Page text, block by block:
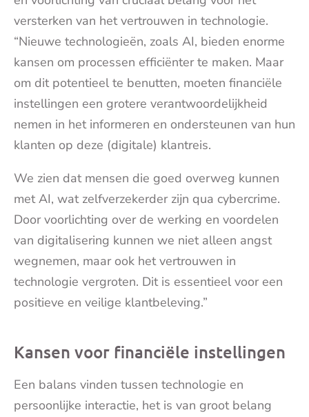
versterken van het vertrouwen in technologie.
“Nieuwe technologieën, zoals AI, bieden enorme
kansen om processen efficiënter te maken. Maar
om dit potentieel te benutten, moeten financiële
instellingen een grotere verantwoordelijkheid
nemen in het informeren en ondersteunen van hun
klanten op deze (digitale) klantreis.
We zien dat mensen die goed overweg kunnen
met AI, wat zelfverzekerder zijn qua cybercrime.
Door voorlichting over de werking en voordelen
van digitalisering kunnen we niet alleen angst
wegnemen, maar ook het vertrouwen in
technologie vergroten. Dit is essentieel voor een
positieve en veilige klantbeleving.”
Kansen voor financiële instellingen
Een balans vinden tussen technologie en
persoonlijke interactie, het is van groot belang